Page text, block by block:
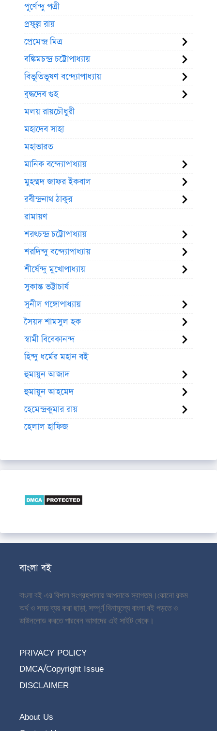
পূর্ণেন্দু পত্রী
প্রফুল্ল রায়
প্রেমেন্দ্র মিত্র
বঙ্কিমচন্দ্র চট্টোপাধ্যায়
বিভূতিভূষণ বন্দ্যোপাধ্যায়
বুদ্ধদেব গুহ
মলয় রায়চৌধুরী
মহাদেব সাহা
মহাভারত
মানিক বন্দ্যোপাধ্যায়
মুহম্মদ জাফর ইকবাল
রবীন্দ্রনাথ ঠাকুর
রামায়ণ
শরৎচন্দ্র চট্টোপাধ্যায়
শরদিন্দু বন্দ্যোপাধ্যায়
শীর্ষেন্দু মুখোপাধ্যায়
সুকান্ত ভট্টাচার্য
সুনীল গঙ্গোপাধ্যায়
সৈয়দ শামসুল হক
স্বামী বিবেকানন্দ
হিন্দু ধর্মের মহান বই
হুমায়ুন আজাদ
হুমায়ূন আহমেদ
হেমেন্দ্রকুমার রায়
হেলাল হাফিজ
বাংলা বই
বাংলা বই এর বিশাল সংগ্রহশালায় আপনাকে স্বাগতম।কোনো রকম
অর্থ ও সময় ব্যয় করা ছাড়া, সম্পূর্ণ বিনামূল্যে বাংলা বই পড়তে ও
ডাউনলোড করতে পারবেন আমাদের এই সাইট থেকে।
PRIVACY POLICY
DMCA/Copyright Issue
DISCLAIMER
About Us